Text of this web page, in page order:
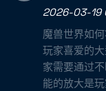
2026-03-19
魔兽世界如
玩家喜爱的
家需要通过
能的放大是